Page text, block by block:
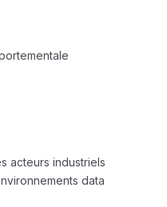
acteurs industriels
data